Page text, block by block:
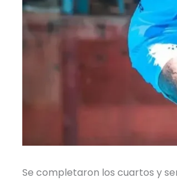
Se completaron los cuartos y